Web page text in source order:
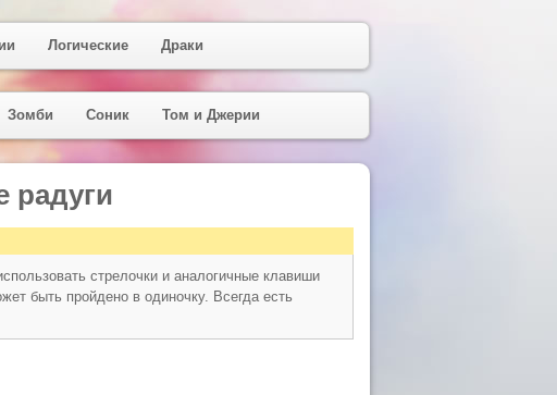
радуги
стрелочки и аналогичные клавиши
быть пройдено в одиночку. Всегда есть
Логические Драки
Зомби Соник Том и Джерии